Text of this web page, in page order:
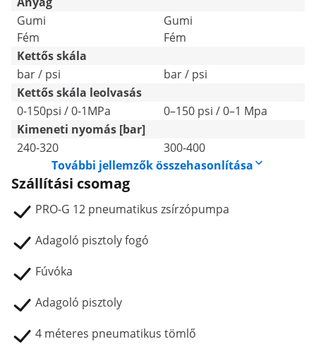
Gumi
Fém
Gumi
Fém
Kettős skála
bar / psi
bar / psi
Kettős skála leolvasás
0-150psi / 0-1MPa
0–150 psi / 0–1 Mpa
Kimeneti nyomás [bar]
240-320
300-400
További jellemzők összehasonlítása
Szállítási csomag
PRO-G 12 pneumatikus zsírzópumpa
Adagoló pisztoly fogó
Fúvóka
Adagoló pisztoly
4 méteres pneumatikus tömlő